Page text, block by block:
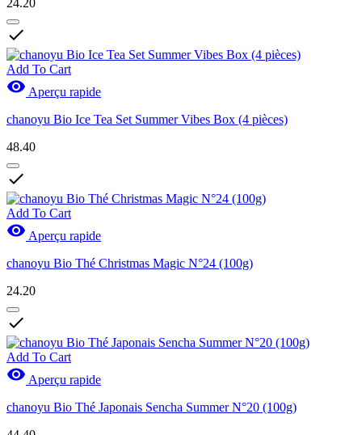

Add To Cart
 Aperçu rapide
chanoyu Bio Ice Tea Set Summer Vibes Box (4 pièces)
48.40

Add To Cart
 Aperçu rapide
chanoyu Bio Thé Christmas Magic N°24 (100g)
24.20

Add To Cart
 Aperçu rapide
chanoyu Bio Thé Japonais Sencha Summer N°20 (100g)